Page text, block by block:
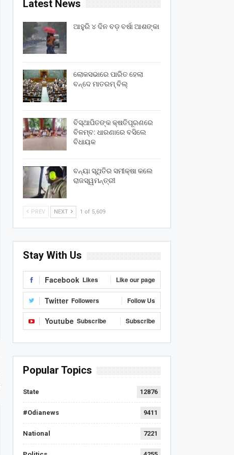
Latest News
ଆହୁରି ୪ ଦିନ ବଡ଼ ବର୍ଷା ଆଶଙ୍କା
ଲୋକସଭାରେ ପାରିତ ହେଲା
ବନ୍ଦେ ମାତରମ୍‌ ବିଲ୍‌
ବିସ୍ଥାପିତଙ୍କ କ୍ଷତିପୂରଣରେ
ବିଳମ୍ବ: ଧାରଣାରେ ବସିଲେ
ବିଧାୟକ
ବନ୍ୟା ସ୍ଥିତିର ସମୀକ୍ଷା କଲେ
ରାଜସ୍ୱମନ୍ତ୍ରୀ
PREV NEXT 1 of 5,609
Stay With Us
Facebook Likes Like our page
Twitter Followers Follow Us
Youtube Subscribe Subscribe
Popular Topics
State 12876
#Odianews 9411
National 7221